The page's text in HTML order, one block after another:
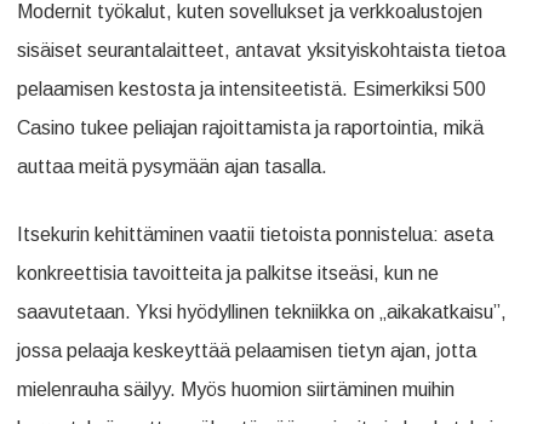
Modernit työkalut, kuten sovellukset ja verkkoalustojen
sisäiset seurantalaitteet, antavat yksityiskohtaista tietoa
pelaamisen kestosta ja intensiteetistä. Esimerkiksi 500
Casino tukee peliajan rajoittamista ja raportointia, mikä
auttaa meitä pysymään ajan tasalla.
Itsekurin kehittäminen vaatii tietoista ponnistelua: aseta
konkreettisia tavoitteita ja palkitse itseäsi, kun ne
saavutetaan. Yksi hyödyllinen tekniikka on „aikakatkaisu”,
jossa pelaaja keskeyttää pelaamisen tietyn ajan, jotta
mielenrauha säilyy. Myös huomion siirtäminen muihin